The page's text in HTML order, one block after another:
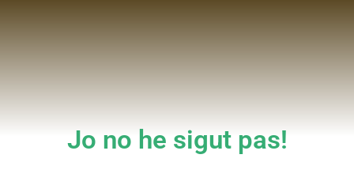
Jo no he sigut pas!